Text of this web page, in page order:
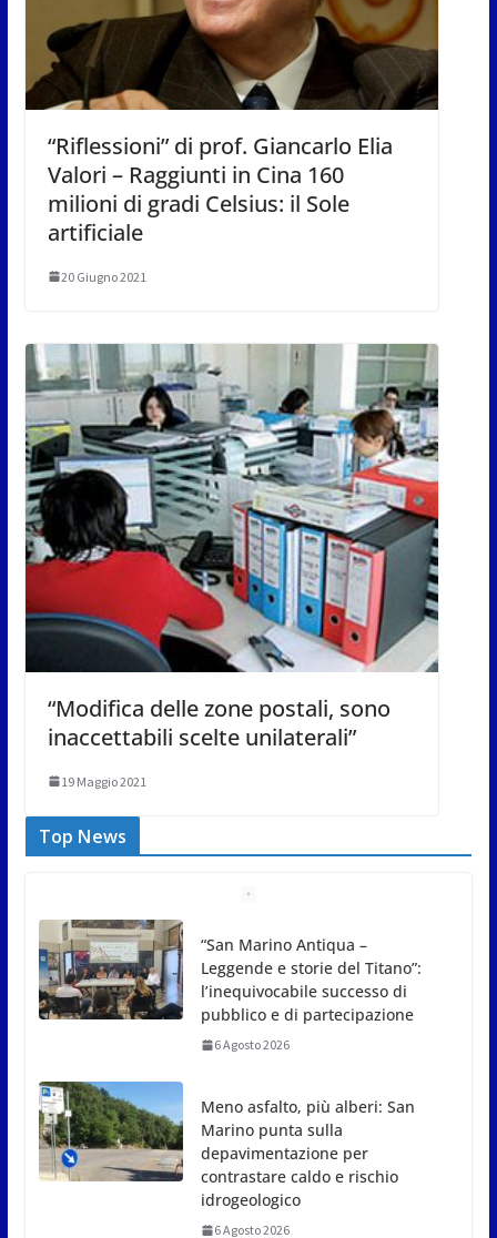
“Riflessioni” di prof. Giancarlo Elia
Valori – Raggiunti in Cina 160
milioni di gradi Celsius: il Sole
artificiale
20 Giugno 2021
“Modifica delle zone postali, sono
inaccettabili scelte unilaterali”
19 Maggio 2021
Top News
Meno asfalto, più alberi: San
Marino punta sulla
depavimentazione per
contrastare caldo e rischio
idrogeologico
San Marino. USL: l’inferno di
Marcinelle diventi monito e
memoria collettiva
6 Agosto 2026